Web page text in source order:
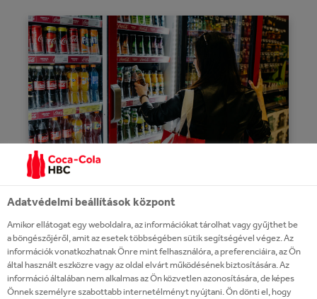
COCA‑COLA HBC SHOP
WEBOLDALA
Rendelését leadhatja és
Adatvédelmi beállítások központ
Amikor ellátogat egy weboldalra, az információkat tárolhat vagy gyűjthet be
a böngészőjéről, amit az esetek többségében sütik segítségével végez. Az
információk vonatkozhatnak Önre mint felhasználóra, a preferenciáira, az Ön
által használt eszközre vagy az oldal elvárt működésének biztosítására. Az
információ általában nem alkalmas az Ön közvetlen azonosítására, de képes
Önnek személyre szabottabb internetélményt nyújtani. Ön dönti el, hogy